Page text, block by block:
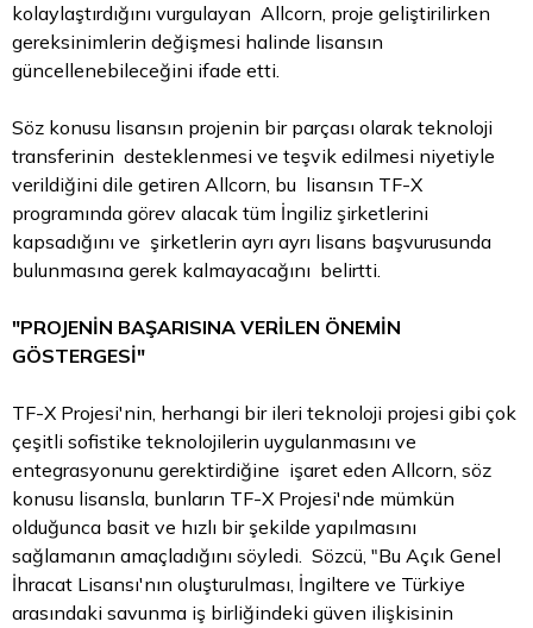
kolaylaştırdığını vurgulayan Allcorn, proje geliştirilirken
gereksinimlerin değişmesi halinde lisansın
güncellenebileceğini ifade etti.
Söz konusu lisansın projenin bir parçası olarak teknoloji
transferinin desteklenmesi ve teşvik edilmesi niyetiyle
verildiğini dile getiren Allcorn, bu lisansın TF-X
programında görev alacak tüm İngiliz şirketlerini
kapsadığını ve şirketlerin ayrı ayrı lisans başvurusunda
bulunmasına gerek kalmayacağını belirtti.
"PROJENİN BAŞARISINA VERİLEN ÖNEMİN
GÖSTERGESİ"
TF-X Projesi'nin, herhangi bir ileri teknoloji projesi gibi çok
çeşitli sofistike teknolojilerin uygulanmasını ve
entegrasyonunu gerektirdiğine işaret eden Allcorn, söz
konusu lisansla, bunların TF-X Projesi'nde mümkün
olduğunca basit ve hızlı bir şekilde yapılmasını
sağlamanın amaçladığını söyledi. Sözcü, "Bu Açık Genel
İhracat Lisansı'nın oluşturulması, İngiltere ve Türkiye
arasındaki savunma iş birliğindeki güven ilişkisinin